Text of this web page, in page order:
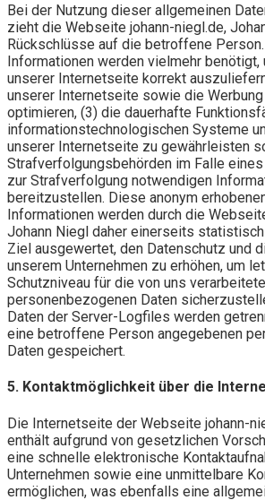
Bei der Nutzung dieser allgemeinen
zieht die Webseite johann-niegl.de,
Rückschlüsse auf die betroffene
Informationen werden vielmehr benötigt,
unserer Internetseite korrekt
unserer Internetseite sowie die
optimieren, (3) die dauerhafte
informationstechnologischen Systeme
unserer Internetseite zu gewährleisten
Strafverfolgungsbehörden im Falle
zur Strafverfolgung notwendigen
bereitzustellen. Diese anonym
Informationen werden durch die
Johann Niegl daher einerseits
Ziel ausgewertet, den Datenschutz und
unserem Unternehmen zu erhöhen, um
Schutzniveau für die von uns
personenbezogenen Daten
Daten der Server-Logfiles werden
eine betroffene Person angegebenen
Daten gespeichert.
5. Kontaktmöglichkeit über die
Die Internetseite der Webseite johann-
enthält aufgrund von gesetzlichen
eine schnelle elektronische
Unternehmen sowie eine unmittelbare
ermöglichen, was ebenfalls eine